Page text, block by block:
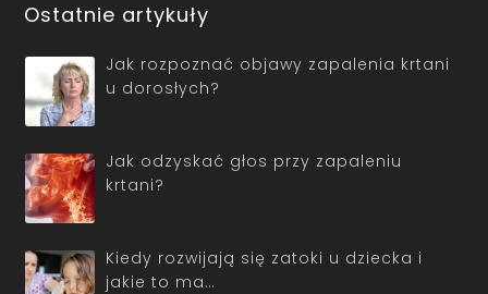
Ostatnie artykuły
Jak rozpoznać objawy zapalenia krtani
u dorosłych?
Jak odzyskać głos przy zapaleniu
krtani?
Kiedy rozwijają się zatoki u dziecka i
jakie to ma…